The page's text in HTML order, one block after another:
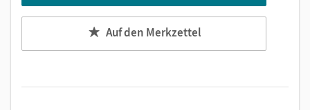
Auf den Merkzettel